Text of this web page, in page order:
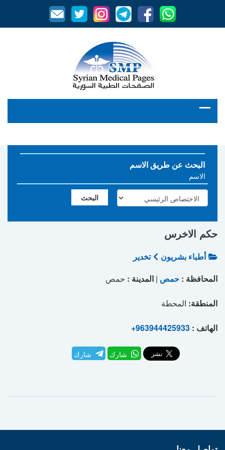
البحث عن طريق الاسم
حكم الاخرس
أطباء بشريون
تخدير
المحافظة : حمص | المدينة : حمص
المنطقة: المحطة
الهاتف : +963944425933
شارك شارك